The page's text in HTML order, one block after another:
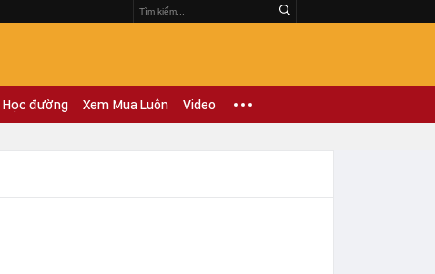
Học đường Xem Mua Luôn Video